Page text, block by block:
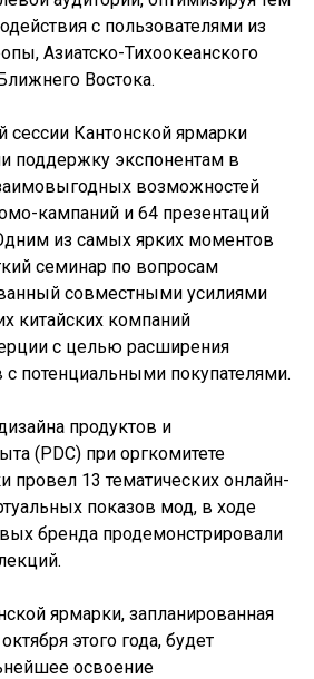
с пользователями из
Азиатско-Тихоокеанского
Востока.
сессии Кантонской ярмарки
поддержку экспонентам в
возможностей
кампаний и 64 презентаций
из самых ярких моментов
семинар по вопросам
совместными усилиями
китайских компаний
с целью расширения
потенциальными покупателями.
продуктов и
(PDC) при оргкомитете
провел 13 тематических онлайн-
показов мод, в ходе
бренда продемонстрировали
ярмарки, запланированная
этого года, будет
освоение